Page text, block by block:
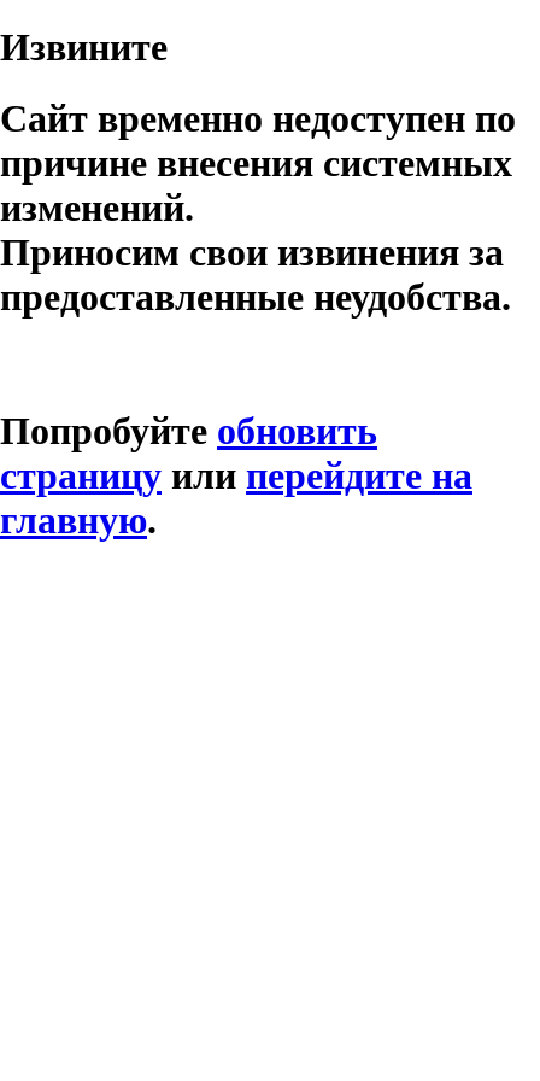
Извините
Сайт временно недоступен по
причине внесения системных
изменений.
Приносим свои извинения за
предоставленные неудобства.
Попробуйте обновить
страницу или перейдите на
главную.